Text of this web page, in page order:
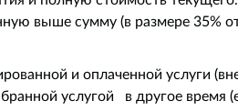
выше сумму (в размере 35%
и оплаченной услуги
услугой в другое время